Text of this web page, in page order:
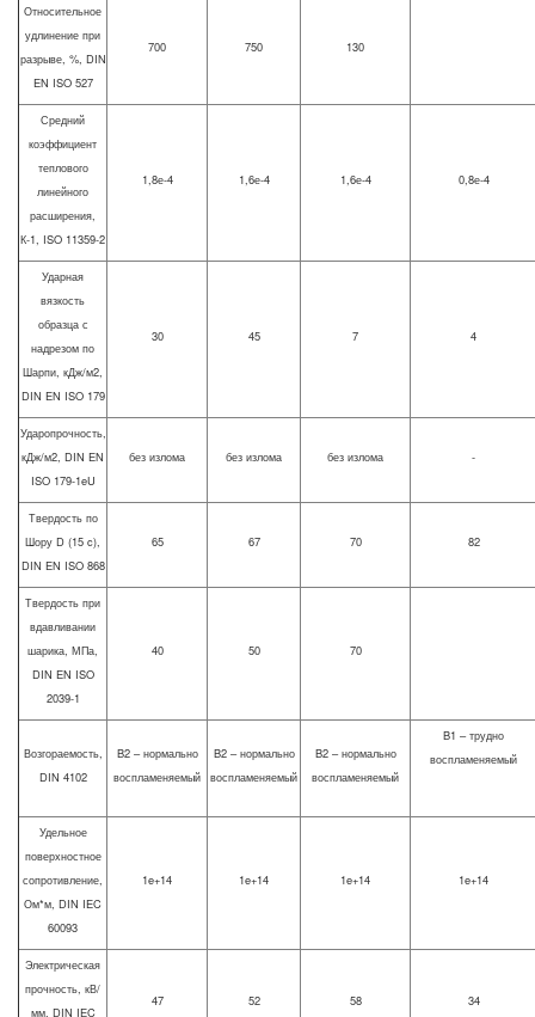
Относительное
удлинение при
разрыве, %, DIN
EN ISO 527
700 750 130
Средний
коэффициент
теплового
линейного
расширения,
К-1, ISO 11359-2
1,8е-4 1,6е-4 1,6е-4 0,8е-4
Ударная
вязкость
образца с
надрезом по
Шарпи, кДж/м2,
DIN EN ISO 179
30 45 7 4
Ударопрочность,
кДж/м2, DIN EN
ISO 179-1eU
без излома без излома без излома -
Твердость по
Шору D (15 c),
DIN EN ISO 868
65 67 70 82
Твердость при
вдавливании
шарика, МПа,
DIN EN ISO
2039-1
40 50 70
Возгораемость,
DIN 4102
B2 – нормально
воспламеняемый
B2 – нормально
воспламеняемый
B2 – нормально
воспламеняемый
B1 – трудно
воспламеняемый
Удельное
поверхностное
сопротивление,
Ом*м, DIN IEC
60093
1e+14 1e+14 1e+14 1e+14
Электрическая
прочность, кВ/
мм, DIN IEC
47 52 58 34